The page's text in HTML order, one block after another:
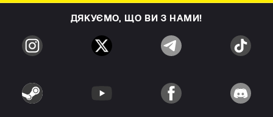
ДЯКУЄМО, ЩО ВИ З НАМИ!